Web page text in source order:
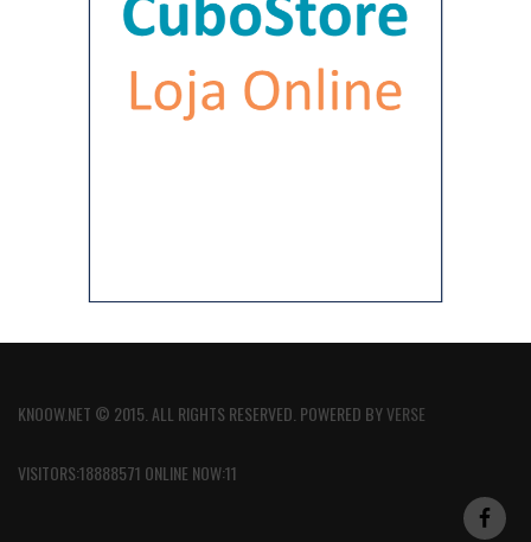
KNOOW.NET © 2015. ALL RIGHTS RESERVED. POWERED BYVERSE
VISITORS:18888571 ONLINE NOW:11